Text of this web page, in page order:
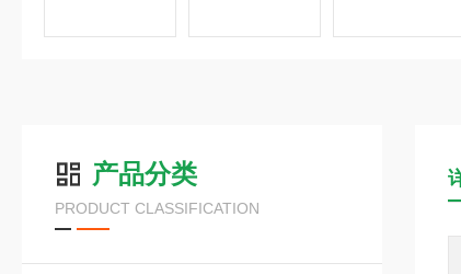
产品分类
PRODUCT CLASSIFICATION